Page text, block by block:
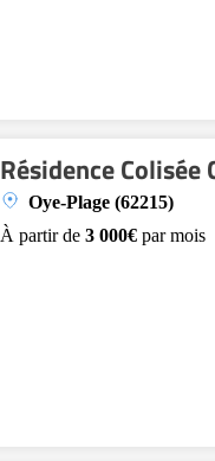
Résidence Colisée
Oye-Plage (62215)
À partir de 3 000€ par mois